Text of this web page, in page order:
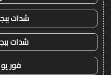
شدات
شدات
فور